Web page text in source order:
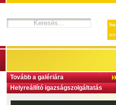
hu
en
Tovább a galériára
Helyreállító igazságszolgáltatás